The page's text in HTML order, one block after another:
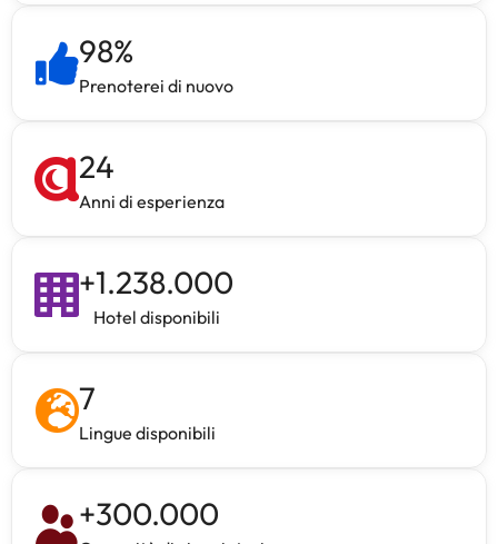
98%
Prenoterei di nuovo
24
Anni di esperienza
+1.238.000
Hotel disponibili
7
Lingue disponibili
+300.000